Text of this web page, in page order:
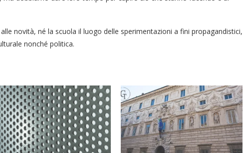
novità, né la scuola il luogo delle sperimentazioni a fini propagandistici,
nonché politica.